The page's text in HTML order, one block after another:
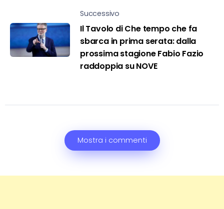
Successivo
Il Tavolo di Che tempo che fa
sbarca in prima serata: dalla
prossima stagione Fabio Fazio
raddoppia su NOVE
Mostra i commenti